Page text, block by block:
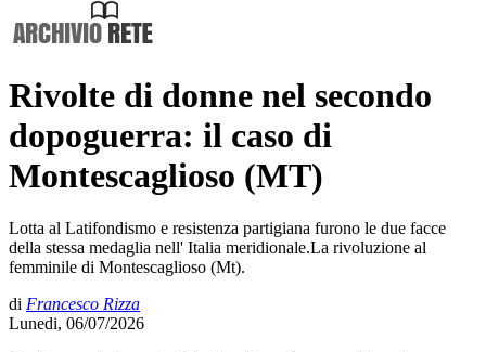
Rivolte di donne nel secondo
dopoguerra: il caso di
Montescaglioso (MT)
Lotta al Latifondismo e resistenza partigiana furono le due facce
della stessa medaglia nell' Italia meridionale.La rivoluzione al
femminile di Montescaglioso (Mt).
di Francesco Rizza
Lunedi, 06/07/2026